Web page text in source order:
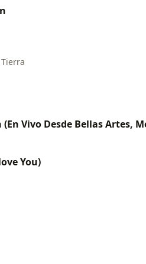
Vivo Desde Bellas Artes,
You)